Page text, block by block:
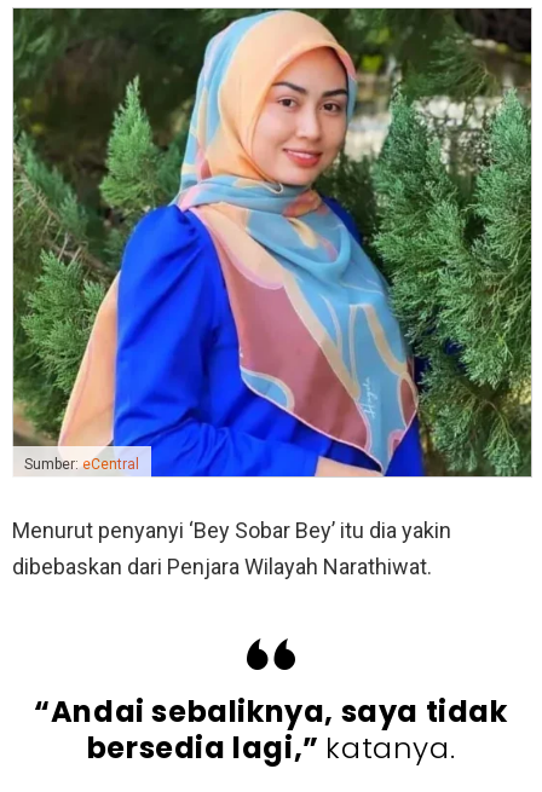
Sumber: eCentral
Menurut penyanyi ‘Bey Sobar Bey’ itu dia yakin
dibebaskan dari Penjara Wilayah Narathiwat.
“Andai sebaliknya, saya tidak
bersedia lagi,” katanya.